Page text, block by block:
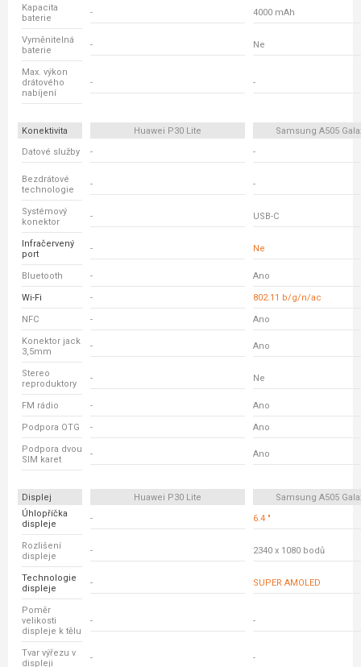
Kapacita
baterie
- 4000 mAh
Vyměnitelná
baterie
- Ne
Max. výkon
drátového
nabíjení
- -
Konektivita Huawei P30 Lite
Samsung A505
Datové služby
- -
Bezdrátové
technologie
- -
Systémový
konektor
- USB-C
Infračervený
port
- Ne
Bluetooth - Ano
Wi-Fi - 802.11 b/g/n/ac
NFC - Ano
Konektor jack
3,5mm
- Ano
Stereo
reproduktory
- Ne
FM rádio - Ano
Podpora OTG - Ano
Podpora dvou
SIM karet
- Ano
Displej Huawei P30 Lite
Samsung A505
Úhlopříčka
displeje
- 6.4 "
Rozlišení
displeje
- 2340 x 1080 bodů
Technologie
displeje
- SUPER AMOLED
Poměr
velikosti
displeje k tělu
- -
Tvar výřezu v
displeji
- -